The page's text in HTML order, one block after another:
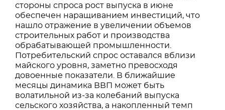
стороны спроса рост выпуска в июне
обеспечен наращиванием инвестиций, что
нашло отражение в увеличении объемов
строительных работ и производства
обрабатывающей промышленности.
Потребительский спрос оставался вблизи
майского уровня, заметно превосходя
довоенные показатели. В ближайшие
месяцы динамика ВВП может быть
волатильной из-за колебаний выпуска
сельского хозяйства, а накопленный темп